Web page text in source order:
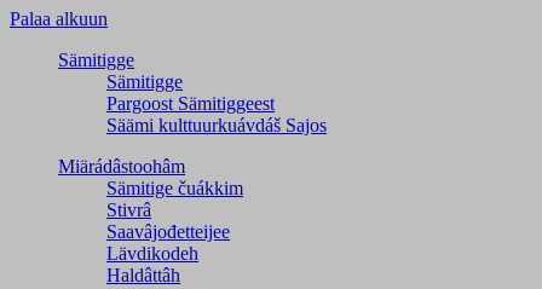
Palaa alkuun
Sämitigge
Sämitigge
Pargoost Sämitiggeest
Säämi kulttuurkuávdáš Sajos
Miärádâstoohâm
Sämitige čuákkim
Stivrâ
Saavâjođetteijee
Lävdikodeh
Haldâttâh